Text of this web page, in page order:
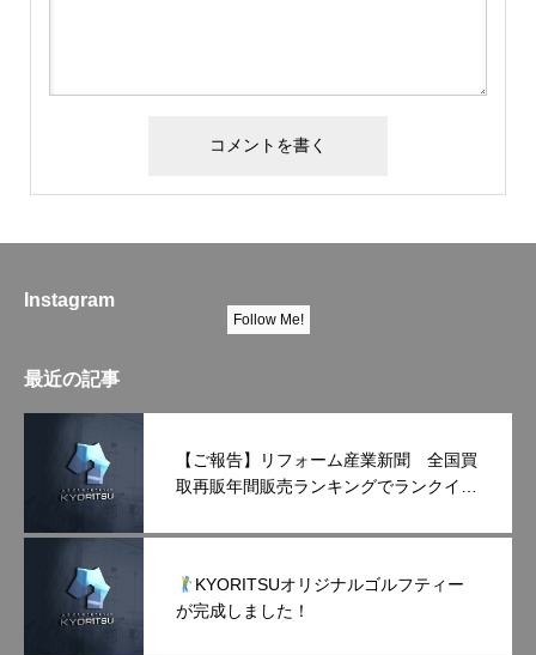
Instagram
Follow Me!
最近の記事
【ご報告】リフォーム産業新聞 全国買
取再販年間販売ランキングでランクイン
KYORITSUオリジナルゴルフティー
が完成しました！